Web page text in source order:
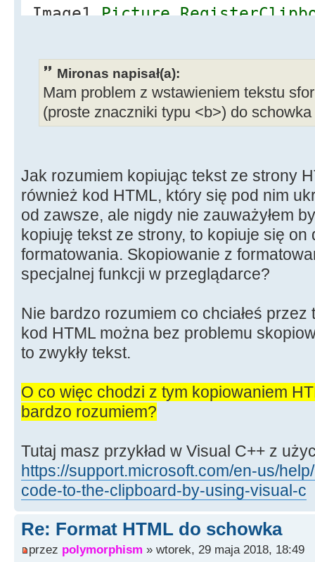
cb->Clear();
Image1.Picture.
cf_BitMap,ClipBoard.
Canvas.draw(0,0,Bitmap);
finally
Bitmap.free;
Mironas napisał(a):
Mam problem z wstawieniem tekstu
(proste znaczniki typu <b>) do
Jak rozumiem kopiując tekst ze strony
również kod HTML, który się pod nim
od zawsze, ale nigdy nie zauważyłem
kopiuję tekst ze strony, to kopiuje się on
formatowania. Skopiowanie z
specjalnej funkcji w przeglądarce?
Nie bardzo rozumiem co chciałeś
kod HTML można bez problemu
to zwykły tekst.
O co więc chodzi z tym kopiowaniem
bardzo rozumiem?
Tutaj masz przykład w Visual C++ z
https://support.microsoft.com/en-us/
code-to-the-clipboard-by-using-visual-c
Re: Format HTML do schowka
przez polymorphism » wtorek, 29 maja 2018, 18:49